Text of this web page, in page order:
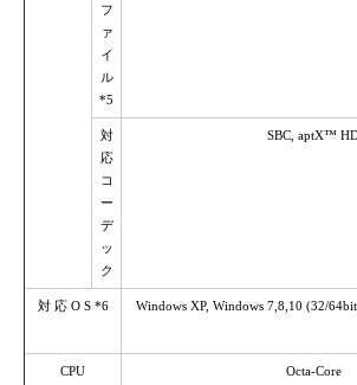
フ
ァ
イ
ル
*5
対
応
コ
ー
デ
ッ
ク
SBC, aptX™
対 応 O S *6 Windows XP, Windows 7,8,10 (32/
CPU Octa-Core